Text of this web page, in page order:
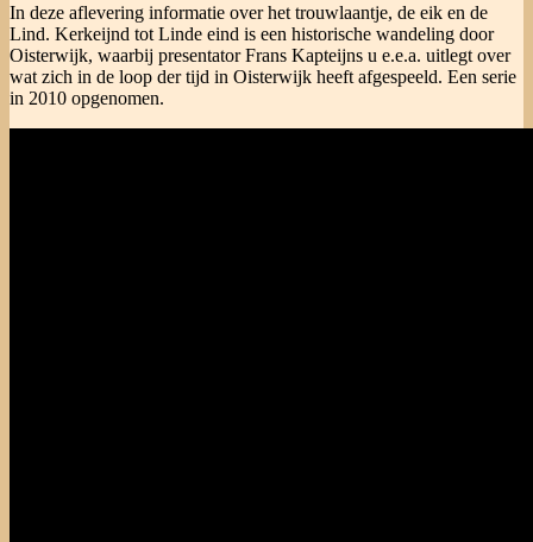
In deze aflevering informatie over het trouwlaantje, de eik en de
Lind. Kerkeijnd tot Linde eind is een historische wandeling door
Oisterwijk, waarbij presentator Frans Kapteijns u e.e.a. uitlegt over
wat zich in de loop der tijd in Oisterwijk heeft afgespeeld. Een serie
in 2010 opgenomen.